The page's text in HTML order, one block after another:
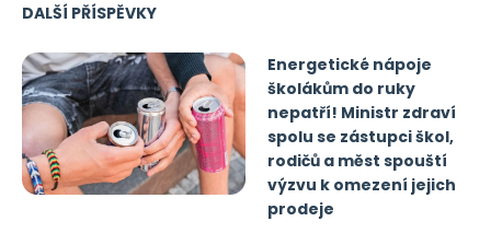
DALŠÍ PŘÍSPĚVKY
Energetické nápoje
školákům do ruky
nepatří! Ministr zdraví
spolu se zástupci škol,
rodičů a měst spouští
výzvu k omezení jejich
prodeje